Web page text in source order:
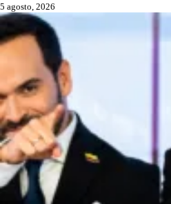
5 agosto, 2026